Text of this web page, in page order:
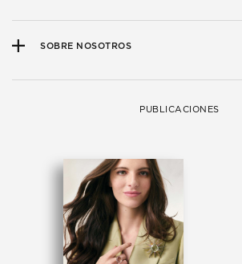
SOBRE NOSOTROS
PUBLICACIONES